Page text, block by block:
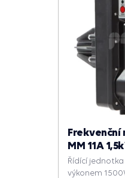
Frekvenční
MM 11A
Řídící
výkonem